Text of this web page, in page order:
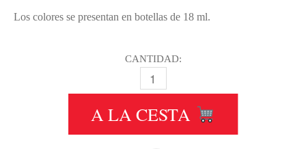
Los colores se presentan en botellas de 18 ml.
CANTIDAD:
001 BLANCO CALAVERA-SKULL
A LA CESTA